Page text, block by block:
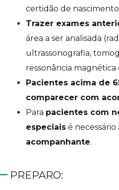
certidão de
Trazer exames
área a ser analisada
ultrassonografia,
ressonância
Pacientes acima de
comparecer com
Para pacientes com
especiais é necessário
acompanhante.
PREPARO: